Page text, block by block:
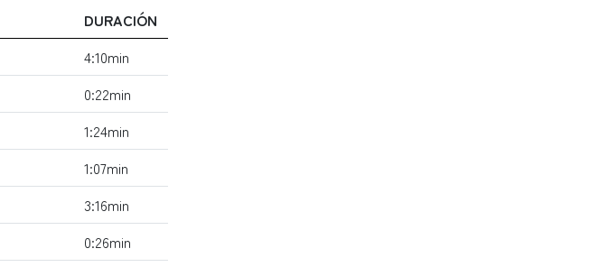
DURACIÓN
4:10min
0:22min
1:24min
1:07min
3:16min
0:26min